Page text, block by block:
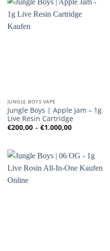
JUNGLE BOYS VAPE
Jungle Boys | Apple Jam – 1g
Live Resin Cartridge
€200,00 – €1.000,00Preisspanne:
€200,00